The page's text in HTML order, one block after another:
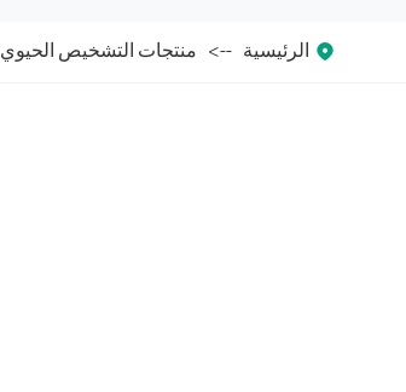
 الرئيسية منتجات التشخيص الحيوي IVD